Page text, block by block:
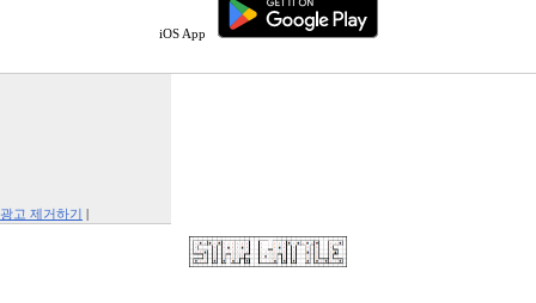
iOS App
광고 제거하기 |